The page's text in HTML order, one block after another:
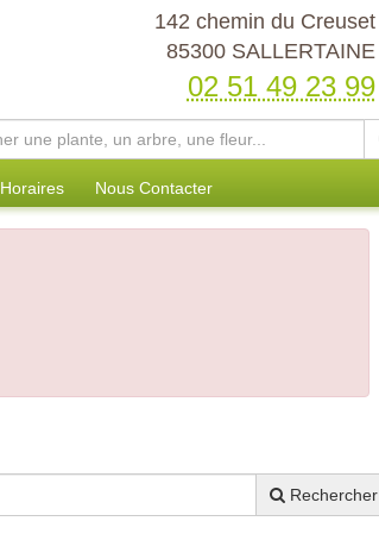
142 chemin du Creuset
85300 SALLERTAINE
02 51 49 23 99
Nous Contacter
Rechercher